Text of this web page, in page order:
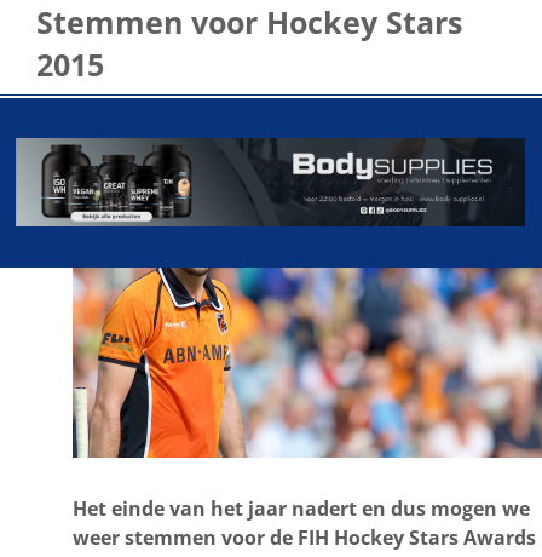
Stemmen voor Hockey Stars
2015
Het einde van het jaar nadert en dus mogen we
weer stemmen voor de FIH Hockey Stars Awards